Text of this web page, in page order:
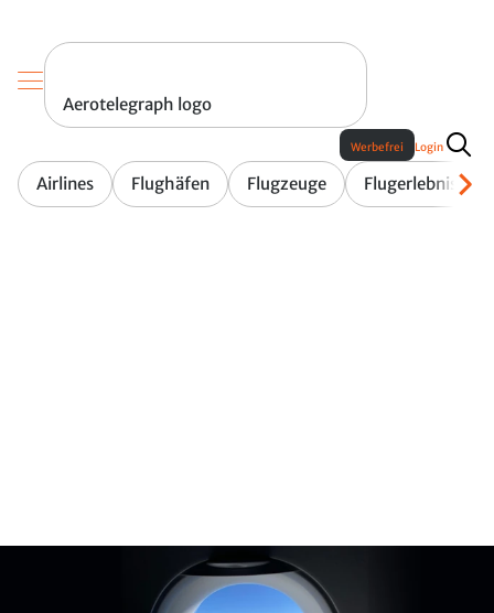
Aerotelegraph logo
Airlines Flughäfen Flugzeuge Flugerlebnis
Werbefrei Login